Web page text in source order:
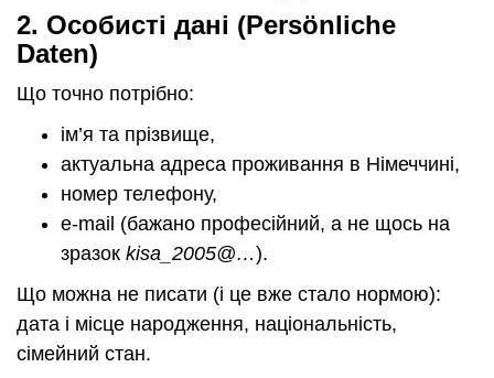
2. Особисті дані (Persönliche
Daten)
Що точно потрібно:
ім’я та прізвище,
актуальна адреса проживання в Німеччині,
номер телефону,
e-mail (бажано професійний, а не щось на
зразок kisa_2005@…).
Що можна не писати (і це вже стало нормою):
дата і місце народження, національність,
сімейний стан.